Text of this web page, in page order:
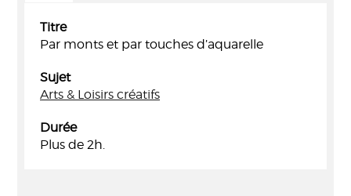
Titre
Par monts et par touches d’aquarelle
Sujet
Arts & Loisirs créatifs
Durée
Plus de 2h.